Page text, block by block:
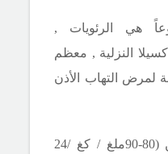
هي الرئويات ,
النزلية , معظم
لمرض التهاب الأذن
/ كغ/
24